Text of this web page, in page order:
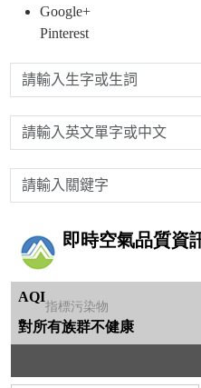
Google+
Pinterest
請輸入生字或生詞
請輸入英文單字或中文
請輸入關鍵字